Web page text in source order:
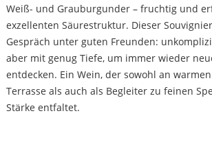
Weiß- und Grauburgunder – fruchtig und
exzellenten Säurestruktur. Dieser
Gespräch unter guten Freunden:
aber mit genug Tiefe, um immer wieder
entdecken. Ein Wein, der sowohl an
Terrasse als auch als Begleiter zu feinen
Stärke entfaltet.